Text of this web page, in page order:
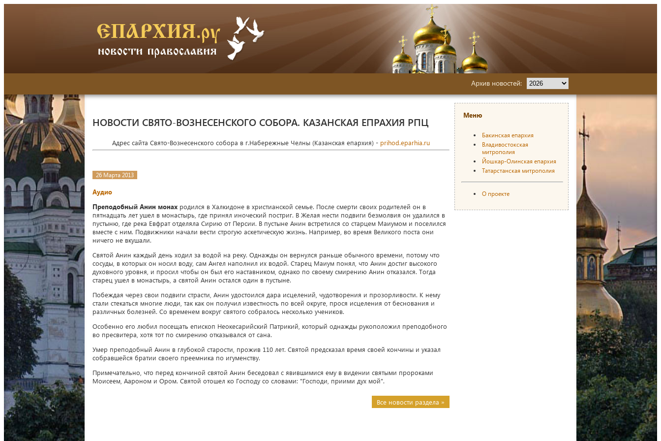
Архив новостей:
НОВОСТИ СВЯТО-ВОЗНЕСЕНСКОГО СОБОРА. КАЗАНСКАЯ ЕПРАХИЯ РПЦ
Адрес сайта Свято-Вознесенского собора в г.Набережные Челны (Казанская епархия) - prihod.eparhia.ru
26 Марта 2013
Аудио
Преподобный Анин монах родился в Халкидоне в христианской семье. После смерти своих родителей он в
пятнадцать лет ушел в монастырь, где принял иноческий постриг. В Желая нести подвиги безмолвия он удалился в
пустыню, где река Евфрат отделяла Сирию от Персии. В пустыне Анин встретился со старцем Маиумом и поселился
вместе с ним. Подвижники начали вести строгую аскетическую жизнь. Например, во время Великого поста они
ничего не вкушали.
Святой Анин каждый день ходил за водой на реку. Однажды он вернулся раньше обычного времени, потому что
сосуды, в которых он носил воду, сам Ангел наполнил их водой. Старец Маиум понял, что Анин достиг высокого
духовного уровня, и просил чтобы он был его наставником, однако по своему смирению Анин отказался. Тогда
старец ушел в монастырь, а святой Анин остался один в пустыне.
Побеждая через свои подвиги страсти, Анин удостоился дара исцелений, чудотворения и прозорливости. К нему
стали стекаться многие люди, так как он получил известность по всей округе, прося исцеления от беснования и
различных болезней. Со временем вокруг святого собралось несколько учеников.
Особенно его любил посещать епископ Неокесарийский Патрикий, который однажды рукоположил преподобного
во пресвитера, хотя тот по смирению отказывался от сана.
Умер преподобный Анин в глубокой старости, прожив 110 лет. Святой предсказал время своей кончины и указал
собравшейся братии своего преемника по игуменству.
Примечательно, что перед кончиной святой Анин беседовал с явившимися ему в видении святыми пророками
Моисеем, Аароном и Ором. Святой отошел ко Господу со словами: "Господи, приими дух мой".
Все новости раздела »
Меню
Бакинская епархия
Владивостокская
митрополия
Йошкар-Олинская епархия
Татарстанская митрополия
О проекте